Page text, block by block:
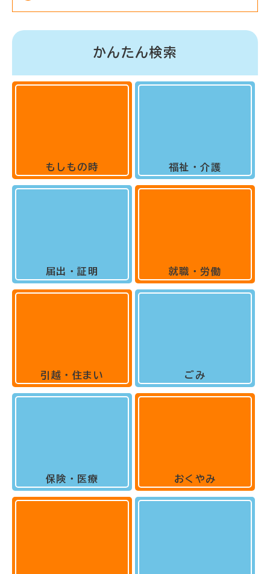
かんたん検索
もしもの時
届出・証明
引越・住まい
保険・医療
福祉・介護
就職・労働
ごみ
おくやみ